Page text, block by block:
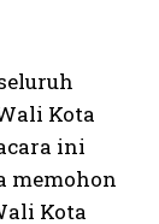
Kota
ini
memohon
Kota